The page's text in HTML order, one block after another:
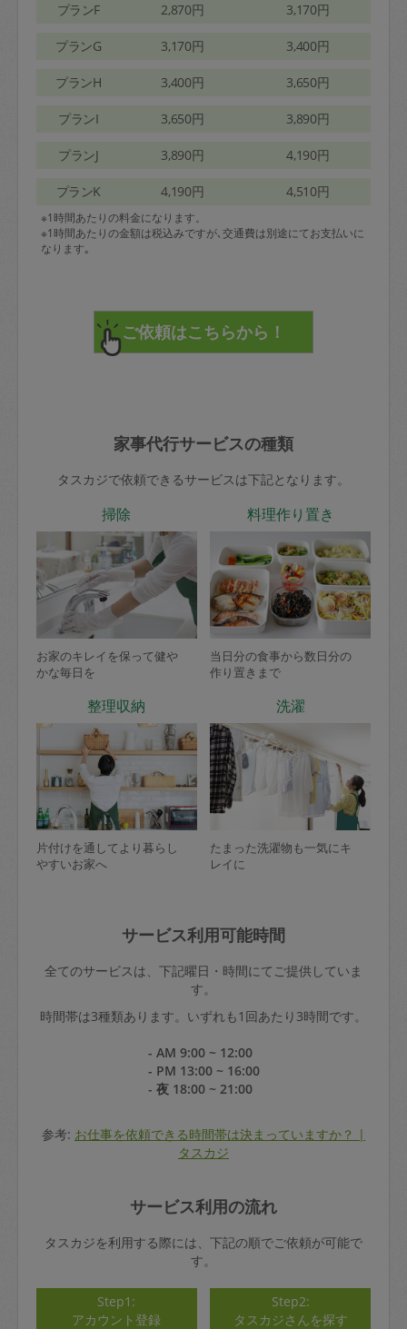
プランF 2,870円 3,170円
プランG 3,170円 3,400円
プランH 3,400円 3,650円
プランI 3,650円 3,890円
プランJ 3,890円 4,190円
プランK 4,190円 4,510円
※1時間あたりの料金になります。
※1時間あたりの金額は税込みですが､交通費は別途にてお支払いに
なります｡
家事代行サービスの種類
タスカジで依頼できるサービスは下記となります。
掃除
お家のキレイを保って健や
かな毎日を
料理作り置き
当日分の食事から数日分の
作り置きまで
整理収納
片付けを通してより暮らし
やすいお家へ
洗濯
たまった洗濯物も一気にキ
レイに
サービス利用可能時間
全てのサービスは、下記曜日・時間にてご提供していま
す。
時間帯は3種類あります。いずれも1回あたり3時間です。
- AM 9:00 ~ 12:00
- PM 13:00 ~ 16:00
- 夜 18:00 ~ 21:00
参考: お仕事を依頼できる時間帯は決まっていますか？ |
タスカジ
サービス利用の流れ
タスカジを利用する際には、下記の順でご依頼が可能で
す。
Step1:
アカウント登録
Step2:
タスカジさんを探す